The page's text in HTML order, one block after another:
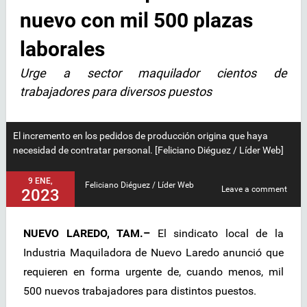
nuevo con mil 500 plazas
laborales
Urge a sector maquilador cientos de
trabajadores para diversos puestos
El incremento en los pedidos de producción origina que haya
necesidad de contratar personal. [Feliciano Diéguez / Líder Web]
9 ENE,
2023
Feliciano Diéguez / Líder Web Leave a comment
NUEVO LAREDO, TAM.– El sindicato local de la
Industria Maquiladora de Nuevo Laredo anunció que
requieren en forma urgente de, cuando menos, mil
500 nuevos trabajadores para distintos puestos.